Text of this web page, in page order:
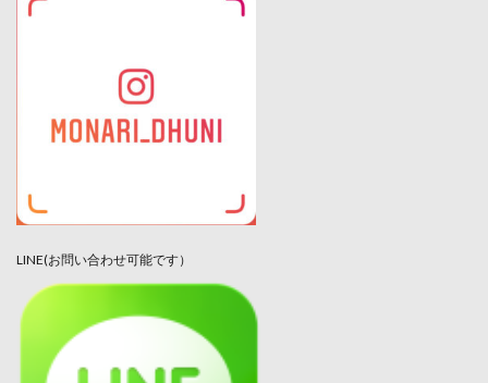
LINE(お問い合わせ可能です）